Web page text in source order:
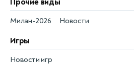
Новости
Милан-2026
Игры
Новости игр